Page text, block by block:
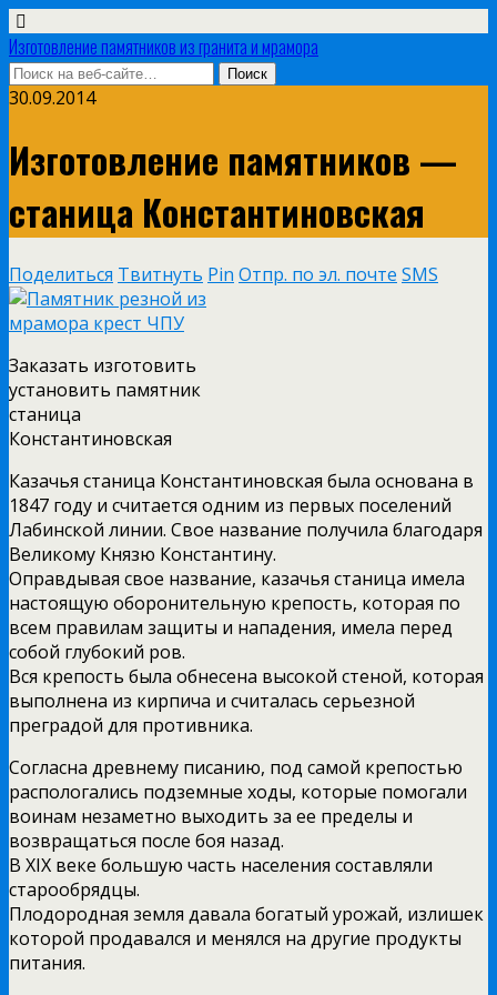
Изготовление памятников из гранита и мрамора
30.09.2014
Изготовление памятников —
станица Константиновская
Поделиться Твитнуть Pin Отпр. по эл. почте SMS
Заказать изготовить
установить памятник
станица
Константиновская
Казачья станица Константиновская была основана в
1847 году и считается одним из первых поселений
Лабинской линии. Свое название получила благодаря
Великому Князю Константину.
Оправдывая свое название, казачья станица имела
настоящую оборонительную крепость, которая по
всем правилам защиты и нападения, имела перед
собой глубокий ров.
Вся крепость была обнесена высокой стеной, которая
выполнена из кирпича и считалась серьезной
преградой для противника.
Согласна древнему писанию, под самой крепостью
распологались подземные ходы, которые помогали
воинам незаметно выходить за ее пределы и
возвращаться после боя назад.
В XIX веке большую часть населения составляли
старообрядцы.
Плодородная земля давала богатый урожай, излишек
которой продавался и менялся на другие продукты
питания.